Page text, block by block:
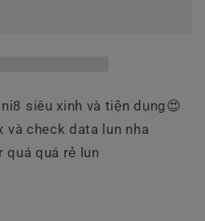
siêu xinh và tiện dụng😍
check data lun nha
quá rẻ lun